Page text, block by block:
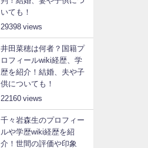
いても！
29398
井田菜穂は何者？国籍プ
ロフィールwiki経歴、学
歴を紹介！結婚、夫や子
供についても！
22160
千々岩森生のプロフィー
ルや学歴wiki経歴を紹
介！世間の評価や印象